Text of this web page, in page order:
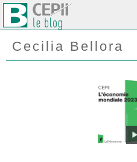
Cecilia Bellora